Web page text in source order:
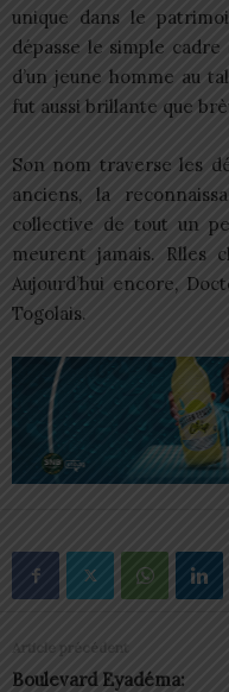
unique dans le
dépasse le simple
d’un jeune homme au
fut aussi brillante que
Son nom traverse les
anciens, la
collective de tout un
meurent jamais. Rlles
Aujourd’hui encore,
Togolais.
Article précédent
Boulevard Eyadéma: